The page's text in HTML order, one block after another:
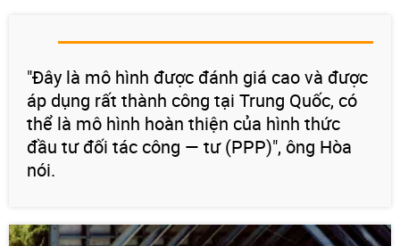
"Đây là mô hình được đánh giá cao và được
áp dụng rất thành công tại Trung Quốc, có
thể là mô hình hoàn thiện của hình thức
đầu tư đối tác công — tư (PPP)", ông Hòa
nói.